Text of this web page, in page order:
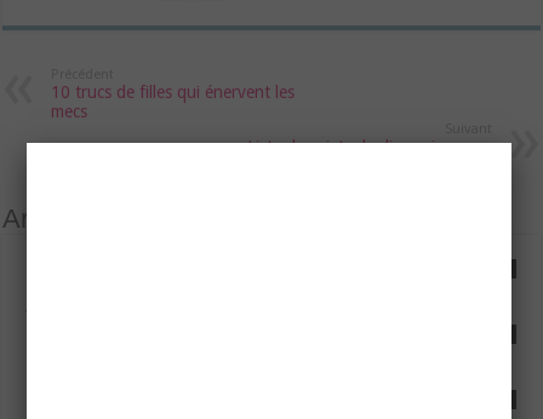
10 trucs de filles qui énervent les
mecs
Liste de sujets de discussion avec
Articles relatifs